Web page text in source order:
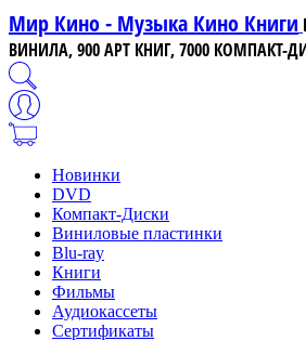
Мир Кино - Музыка Кино Книги
ВИНИЛА, 900 АРТ КНИГ, 7000 КОМПАКТ-
Новинки
DVD
Компакт-Диски
Виниловые пластинки
Blu-ray
Книги
Фильмы
Аудиокассеты
Сертификаты